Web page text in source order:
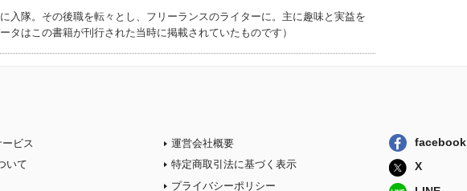
入隊。その後職を転々とし、フリーランスのライターに。主に趣味と実益を
タはこの書籍が刊行された当時に掲載されていたものです）
ビス
いて
運営会社概要
特定商取引法に基づく表示
プライバシーポリシー
facebook
X